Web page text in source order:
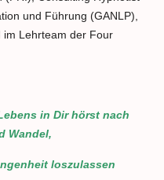
und Führung (GANLP),
im Lehrteam der Four
in Dir hörst nach
Wandel,
loszulassen